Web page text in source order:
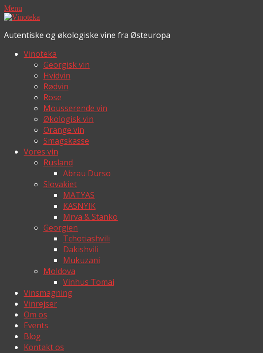
Menu
Autentiske og økologiske vine fra Østeuropa
Vinoteka
Georgisk vin
Hvidvin
Rødvin
Rose
Mousserende vin
Økologisk vin
Orange vin
Smagskasse
Vores vin
Rusland
Abrau Durso
Slovakiet
MATYAS
KASNYIK
Mrva & Stanko
Georgien
Tchotiashvili
Dakishvili
Mukuzani
Moldova
Vinhus Tomai
Vinsmagning
Vinrejser
Om os
Events
Blog
Kontakt os